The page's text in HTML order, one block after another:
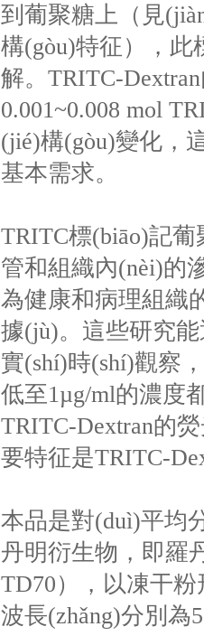
到葡聚糖上（見
構(gòu)特征），此
解。TRITC-
0.001~0.008 mol
(jié)構(gòu)變化，
基本需求。
TRITC標(biāo)記
管和組織內(nèi)的
為健康和病理組織
據(jù)。這些研究
實(shí)時(shí)觀察
低至1µg/ml的濃度
TRITC-Dextran的
要特征是TRITC-
本品是對(duì)平均
丹明衍生物，即羅
TD70），以凍干
波長(zhǎng)分別為